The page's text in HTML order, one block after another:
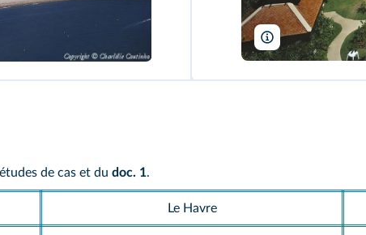
S. Reinhard/Sime/
de cas et du doc. 1.
Le Havre